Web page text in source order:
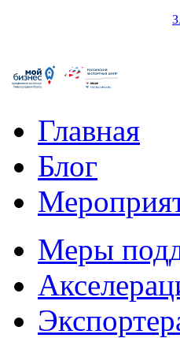
Главная
Блог
Меры